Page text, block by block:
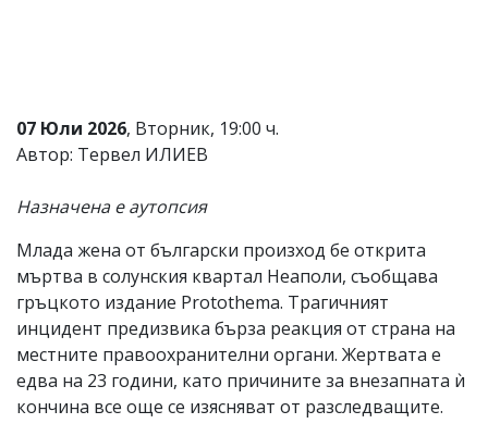
от
читателите
и
не
носи
за
тях!
Ако
откриете
обиден
за
вас
коментар,
моля
07 Юли 2026, Вторник, 19:00 ч.
Автор: Тервел ИЛИЕВ
Назначена е аутопсия
Млада жена от български произход бе открита
мъртва в солунския квартал Неаполи, съобщава
гръцкото издание Protothema. Трагичният
инцидент предизвика бърза реакция от страна на
местните правоохранителни органи. Жертвата е
едва на 23 години, като причините за внезапната ѝ
кончина все още се изясняват от разследващите.